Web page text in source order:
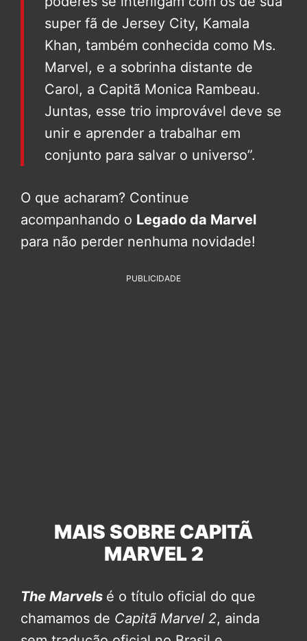
super fã de Jersey City, Kamala
Khan, também conhecida como Ms.
Marvel, e a sobrinha distante de
Carol, a Capitã Monica Rambeau.
Juntas, esse trio improvável deve se
unir e aprender a trabalhar em
conjunto para salvar o universo”.
O que acharam? Continue
acompanhando o Legado da Marvel
para não perder nenhuma novidade!
PUBLICIDADE
MAIS SOBRE CAPITÃ
MARVEL 2
The Marvels é o título oficial do que
chamamos de Capitã Marvel 2, ainda